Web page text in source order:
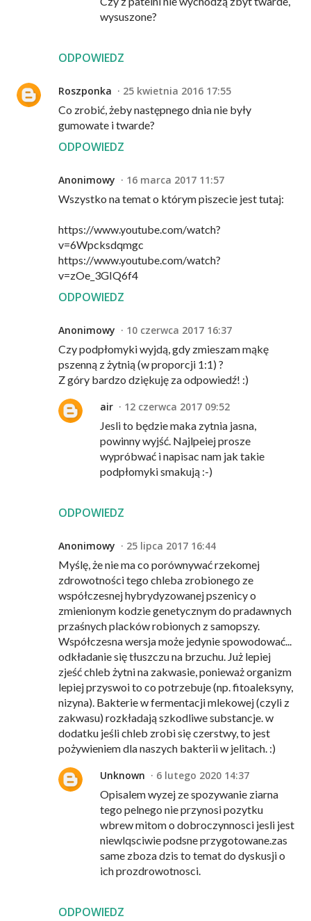
ODPOWIEDZ
wysuszone?
Roszponka
25 kwietnia 2016 17:55
Co zrobić, żeby następnego dnia nie były
gumowate i twarde?
ODPOWIEDZ
Anonimowy
16 marca 2017 11:57
Wszystko na temat o którym piszecie jest tutaj:
https://www.youtube.com/watch?
v=6Wpcksdqmgc
https://www.youtube.com/watch?
v=zOe_3GIQ6f4
ODPOWIEDZ
Anonimowy
10 czerwca 2017 16:37
Czy podpłomyki wyjdą, gdy zmieszam mąkę
pszenną z żytnią (w proporcji 1:1) ?
Z góry bardzo dziękuję za odpowiedź! :)
ODPOWIEDZ
air
12 czerwca 2017 09:52
Jesli to będzie maka zytnia jasna,
powinny wyjść. Najlpeiej prosze
wypróbwać i napisac nam jak takie
podpłomyki smakują :-)
Anonimowy
25 lipca 2017 16:44
Myślę, że nie ma co porównywać rzekomej
zdrowotności tego chleba zrobionego ze
współczesnej hybrydyzowanej pszenicy o
zmienionym kodzie genetycznym do pradawnych
przaśnych placków robionych z samopszy.
Współczesna wersja może jedynie spowodować...
odkładanie się tłuszczu na brzuchu. Już lepiej
zjeść chleb żytni na zakwasie, ponieważ organizm
lepiej przyswoi to co potrzebuje (np. fitoaleksyny,
nizyna). Bakterie w fermentacji mlekowej (czyli z
zakwasu) rozkładają szkodliwe substancje. w
dodatku jeśli chleb zrobi się czerstwy, to jest
pożywieniem dla naszych bakterii w jelitach. :)
ODPOWIEDZ
Unknown
6 lutego 2020 14:37
Opisalem wyzej ze spozywanie ziarna
tego pelnego nie przynosi pozytku
wbrew mitom o dobroczynnosci jesli jest
niewlqsciwie podsne przygotowane.zas
same zboza dzis to temat do dyskusji o
ich prozdrowotnosci.